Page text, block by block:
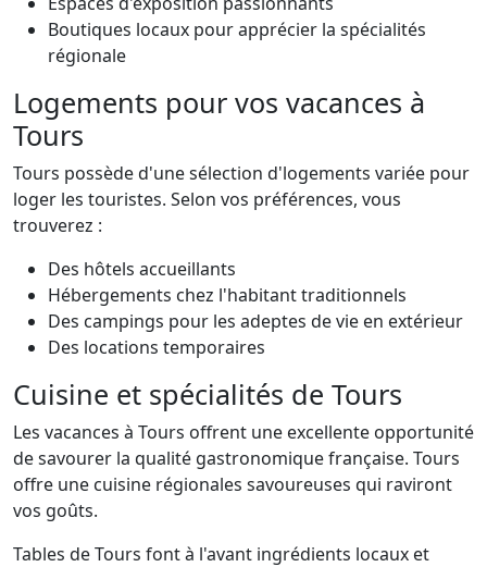
Boutiques locaux pour apprécier la spécialités
régionale
Logements pour vos vacances à
Tours
Tours possède d'une sélection d'logements variée pour
loger les touristes. Selon vos préférences, vous
trouverez :
Des hôtels accueillants
Hébergements chez l'habitant traditionnels
Des campings pour les adeptes de vie en extérieur
Des locations temporaires
Cuisine et spécialités de Tours
Les vacances à Tours offrent une excellente opportunité
de savourer la qualité gastronomique française. Tours
offre une cuisine régionales savoureuses qui raviront
vos goûts.
Tables de Tours font à l'avant ingrédients locaux et